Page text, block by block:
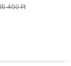
15 400 Ft